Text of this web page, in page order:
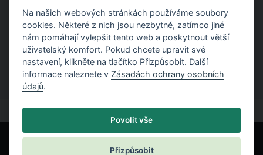
Stáhněte si manuály s teoretickými i praktickými ukázkami
použití programů.
Na našich webových stránkách používáme soubory
cookies. Některé z nich jsou nezbytné, zatímco jiné
nám pomáhají vylepšit tento web a poskytnout větší
uživatelský komfort. Pokud chcete upravit své
nastavení, klikněte na tlačítko Přizpůsobit. Další
informace naleznete v Zásadách ochrany osobních
údajů.
Povolit vše
Přizpůsobit